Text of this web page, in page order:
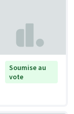
Soumise au
vote